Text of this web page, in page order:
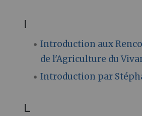
I
Introduction aux
de l'Agriculture du
Introduction par
L